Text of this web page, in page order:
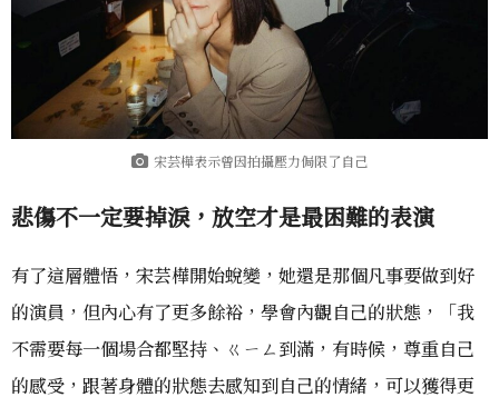
宋芸樺表示曾因拍攝壓力侷限了自己
悲傷不一定要掉淚，放空才是最困難的表演
有了這層體悟，宋芸樺開始蛻變，她還是那個凡事要做到好
的演員，但內心有了更多餘裕，學會內觀自己的狀態，「我
不需要每一個場合都堅持、ㄍㄧㄥ到滿，有時候，尊重自己
的感受，跟著身體的狀態去感知到自己的情緒，可以獲得更